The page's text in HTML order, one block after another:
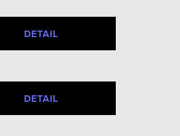
DETAIL
DETAIL